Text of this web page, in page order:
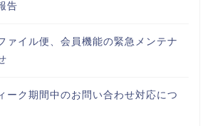
告
ァイル便、会員機能の緊急メンテナ
ーク期間中のお問い合わせ対応につ